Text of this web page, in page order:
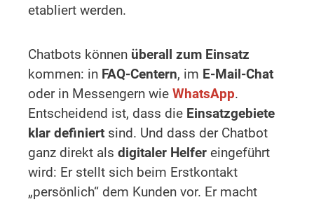
etabliert werden.
Chatbots können überall zum Einsatz
kommen: in FAQ-Centern, im E-Mail-Chat
oder in Messengern wie WhatsApp.
Entscheidend ist, dass die Einsatzgebiete
klar definiert sind. Und dass der Chatbot
ganz direkt als digitaler Helfer eingeführt
wird: Er stellt sich beim Erstkontakt
„persönlich“ dem Kunden vor. Er macht